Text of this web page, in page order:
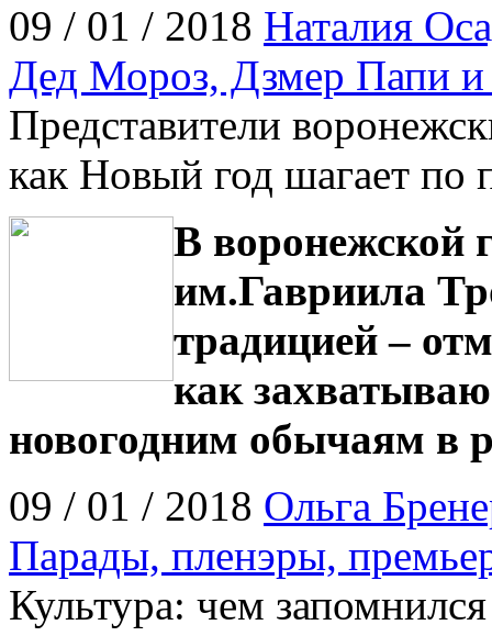
09 / 01 / 2018 Наталия
Дед Мороз, Дзмер Папи
Представители
как Новый год шагает по
В воронежской
им.Гавриила
традицией –
как
новогодним обычаям в
09 / 01 / 2018 Ольга
Парады, пленэры,
Культура: чем